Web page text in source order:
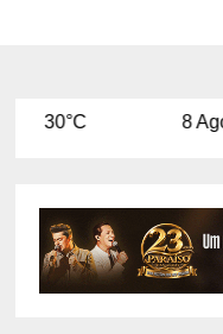
8 Ago 32°C